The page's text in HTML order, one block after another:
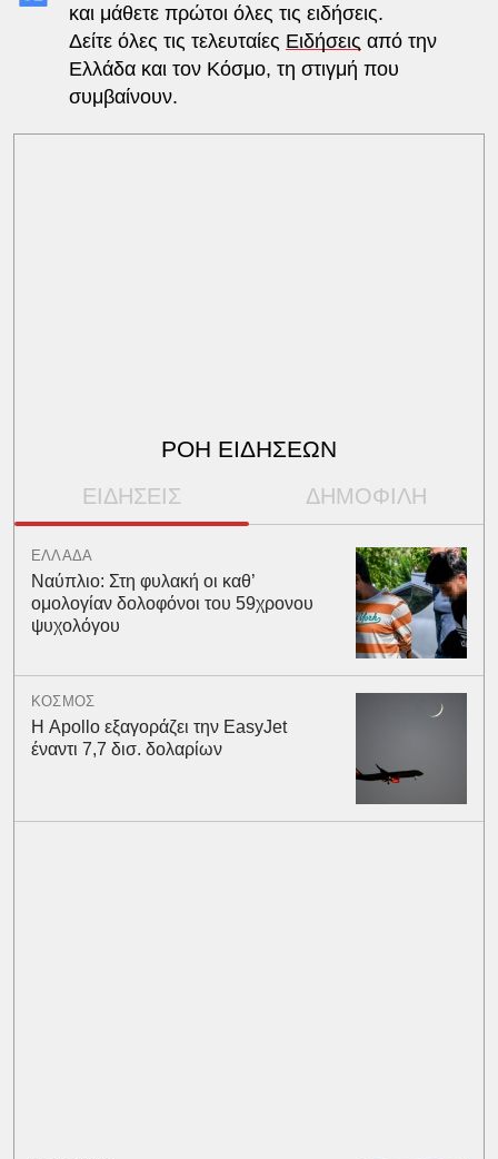
και μάθετε πρώτοι όλες τις ειδήσεις.
Δείτε όλες τις τελευταίες Ειδήσεις από την
Ελλάδα και τον Κόσμο, τη στιγμή που
συμβαίνουν.
ΡΟΗ ΕΙΔΗΣΕΩΝ
ΕΙΔΗΣΕΙΣ ΔΗΜΟΦΙΛΗ
ΕΛΛΑΔΑ
Ναύπλιο: Στη φυλακή οι καθ’
ομολογίαν δολοφόνοι του 59χρονου
ψυχολόγου
ΚΟΣΜΟΣ
Η Apollo εξαγοράζει την EasyJet
έναντι 7,7 δισ. δολαρίων